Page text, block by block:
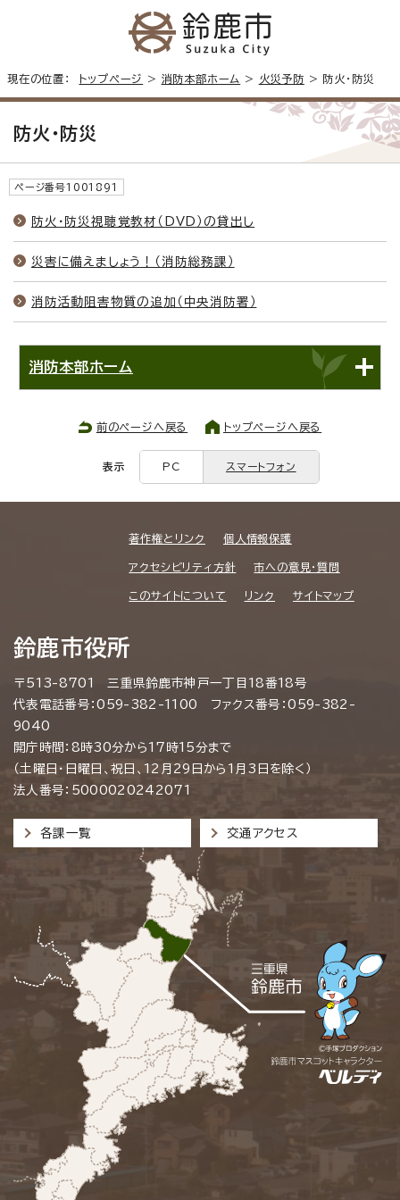
現在の位置： トップページ > 消防本部ホーム > 火災予防 > 防火・防災
防火・防災
ページ番号1001891
防火・防災視聴覚教材（DVD）の貸出し
災害に備えましょう！（消防総務課）
消防活動阻害物質の追加（中央消防署）
消防本部ホーム
前のページへ戻る トップページへ戻る
表示 PC スマートフォン
著作権とリンク 個人情報保護
アクセシビリティ方針 市への意見・質問
このサイトについて リンク サイトマップ
鈴鹿市役所
〒513-8701 三重県鈴鹿市神戸一丁目18番18号
代表電話番号：059-382-1100 ファクス番号：059-382-
9040
開庁時間：8時30分から17時15分まで
（土曜日・日曜日、祝日、12月29日から1月3日を除く）
法人番号：5000020242071
各課一覧 交通アクセス